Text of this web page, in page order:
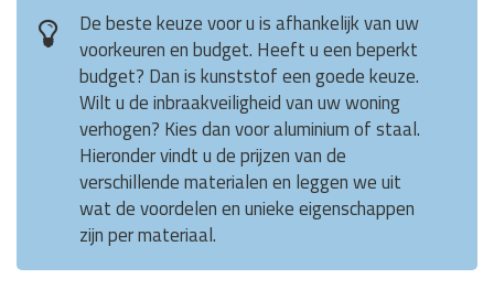
De beste keuze voor u is afhankelijk van uw
voorkeuren en budget. Heeft u een beperkt
budget? Dan is kunststof een goede keuze.
Wilt u de inbraakveiligheid van uw woning
verhogen? Kies dan voor aluminium of staal.
Hieronder vindt u de prijzen van de
verschillende materialen en leggen we uit
wat de voordelen en unieke eigenschappen
zijn per materiaal.